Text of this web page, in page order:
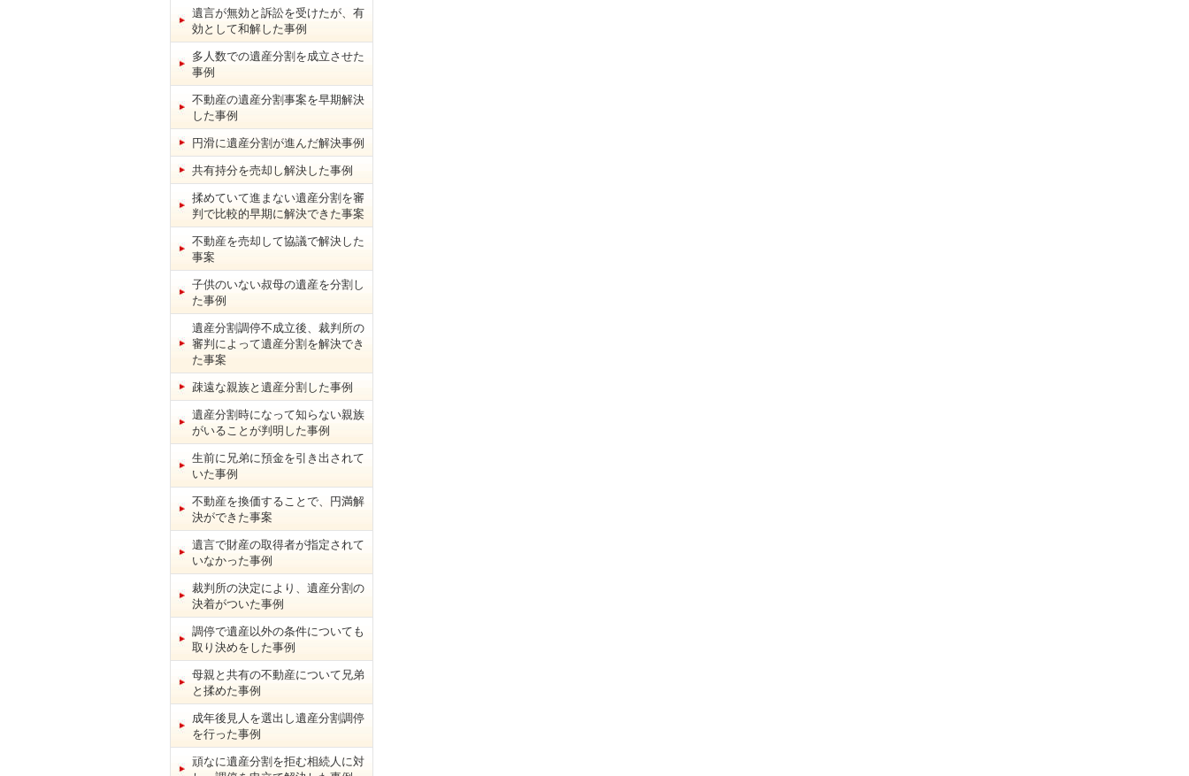
遺言が無効と訴訟を受けたが、有
効として和解した事例
多人数での遺産分割を成立させた
事例
不動産の遺産分割事案を早期解決
した事例
円滑に遺産分割が進んだ解決事例
共有持分を売却し解決した事例
揉めていて進まない遺産分割を審
判で比較的早期に解決できた事案
不動産を売却して協議で解決した
事案
子供のいない叔母の遺産を分割し
た事例
遺産分割調停不成立後、裁判所の
審判によって遺産分割を解決でき
た事案
疎遠な親族と遺産分割した事例
遺産分割時になって知らない親族
がいることが判明した事例
生前に兄弟に預金を引き出されて
いた事例
不動産を換価することで、円満解
決ができた事案
遺言で財産の取得者が指定されて
いなかった事例
裁判所の決定により、遺産分割の
決着がついた事例
調停で遺産以外の条件についても
取り決めをした事例
母親と共有の不動産について兄弟
と揉めた事例
成年後見人を選出し遺産分割調停
を行った事例
頑なに遺産分割を拒む相続人に対